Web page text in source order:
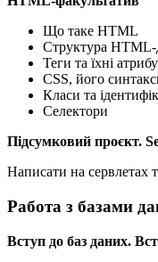
Що таке HTML
Структура HTML-
Теги та їхні
CSS, його
Класи та
Селектори
Підсумковий проєкт.
Написати на сервлетах
Работа з базами
Вступ до баз даних.